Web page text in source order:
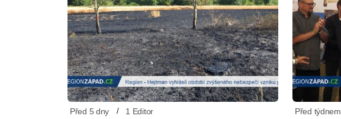
Před 5 dny 1 Editor Před týdnem